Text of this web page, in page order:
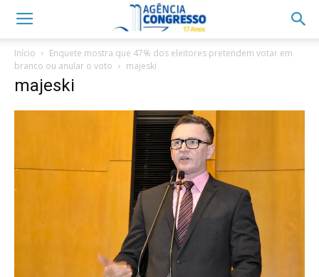
Início
Enquete mostra que 47% dos eleitores pretendem votar em
branco ou anular o voto
majeski
majeski